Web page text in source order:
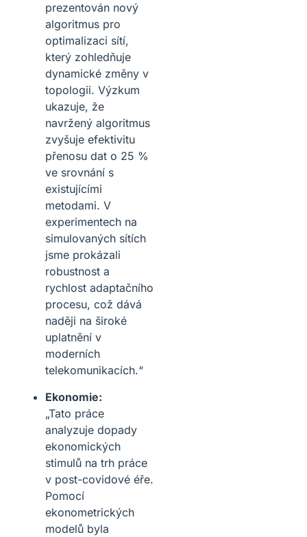
prezentován nový
algoritmus pro
optimalizaci sítí,
který zohledňuje
dynamické změny v
topologii. Výzkum
ukazuje, že
navržený algoritmus
zvyšuje efektivitu
přenosu dat o 25 %
ve srovnání s
existujícími
metodami. V
experimentech na
simulovaných sítích
jsme prokázali
robustnost a
rychlost adaptačního
procesu, což dává
naději na široké
uplatnění v
moderních
telekomunikacích.“
Ekonomie:
„Tato práce
analyzuje dopady
ekonomických
stimulů na trh práce
v post-covidové éře.
Pomocí
ekonometrických
modelů byla